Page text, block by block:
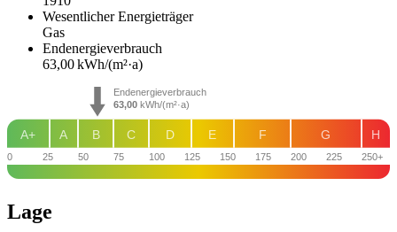
Wesentlicher Energieträger
Gas
Endenergie­verbrauch
63,00 kWh/(m²·a)
0 25 50 75 100 125 150 175 200 225 250+
H
G
F
E
D
C
B
A
A+
Endenergieverbrauch
63,00kWh/(m²·a)
Lage